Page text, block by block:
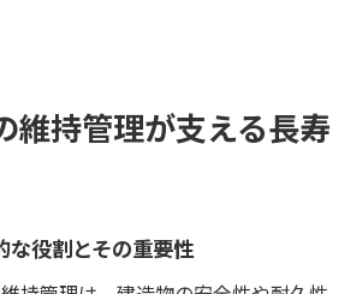
骨工事の品質保証を強化する方法
おける最新技術の役割
査技術とその導入効果
維持管理が支える長寿
な役割とその重要性